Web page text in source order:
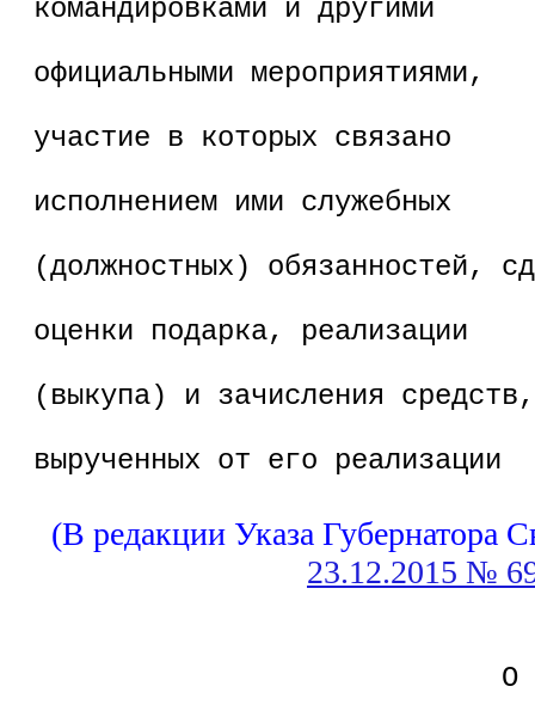
командировками и другими
официальными мероприятиями,
участие в которых связано
исполнением ими служебных
(должностных) обязанностей,
оценки подарка, реализации
(выкупа) и зачисления средств,
вырученных от его реализации
(В редакции Указа Губернатора
23.12.2015 №
О ПОЛУЧЕНИИ